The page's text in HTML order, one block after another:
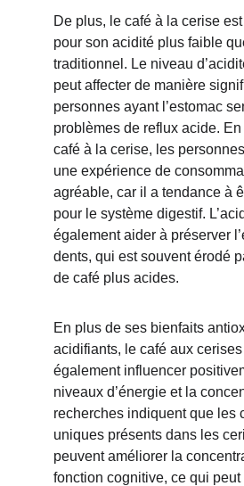
De plus, le café à la cerise
pour son acidité plus faible
traditionnel. Le niveau
peut affecter de manière
personnes ayant l’estomac
problèmes de reflux acide.
café à la cerise, les
une expérience de
agréable, car il a tendance à
pour le système digestif.
également aider à préserver
dents, qui est souvent érodé
de café plus acides.
En plus de ses bienfaits
acidifiants, le café aux
également influencer
niveaux d’énergie et la
recherches indiquent que les
uniques présents dans les
peuvent améliorer la
fonction cognitive, ce qui